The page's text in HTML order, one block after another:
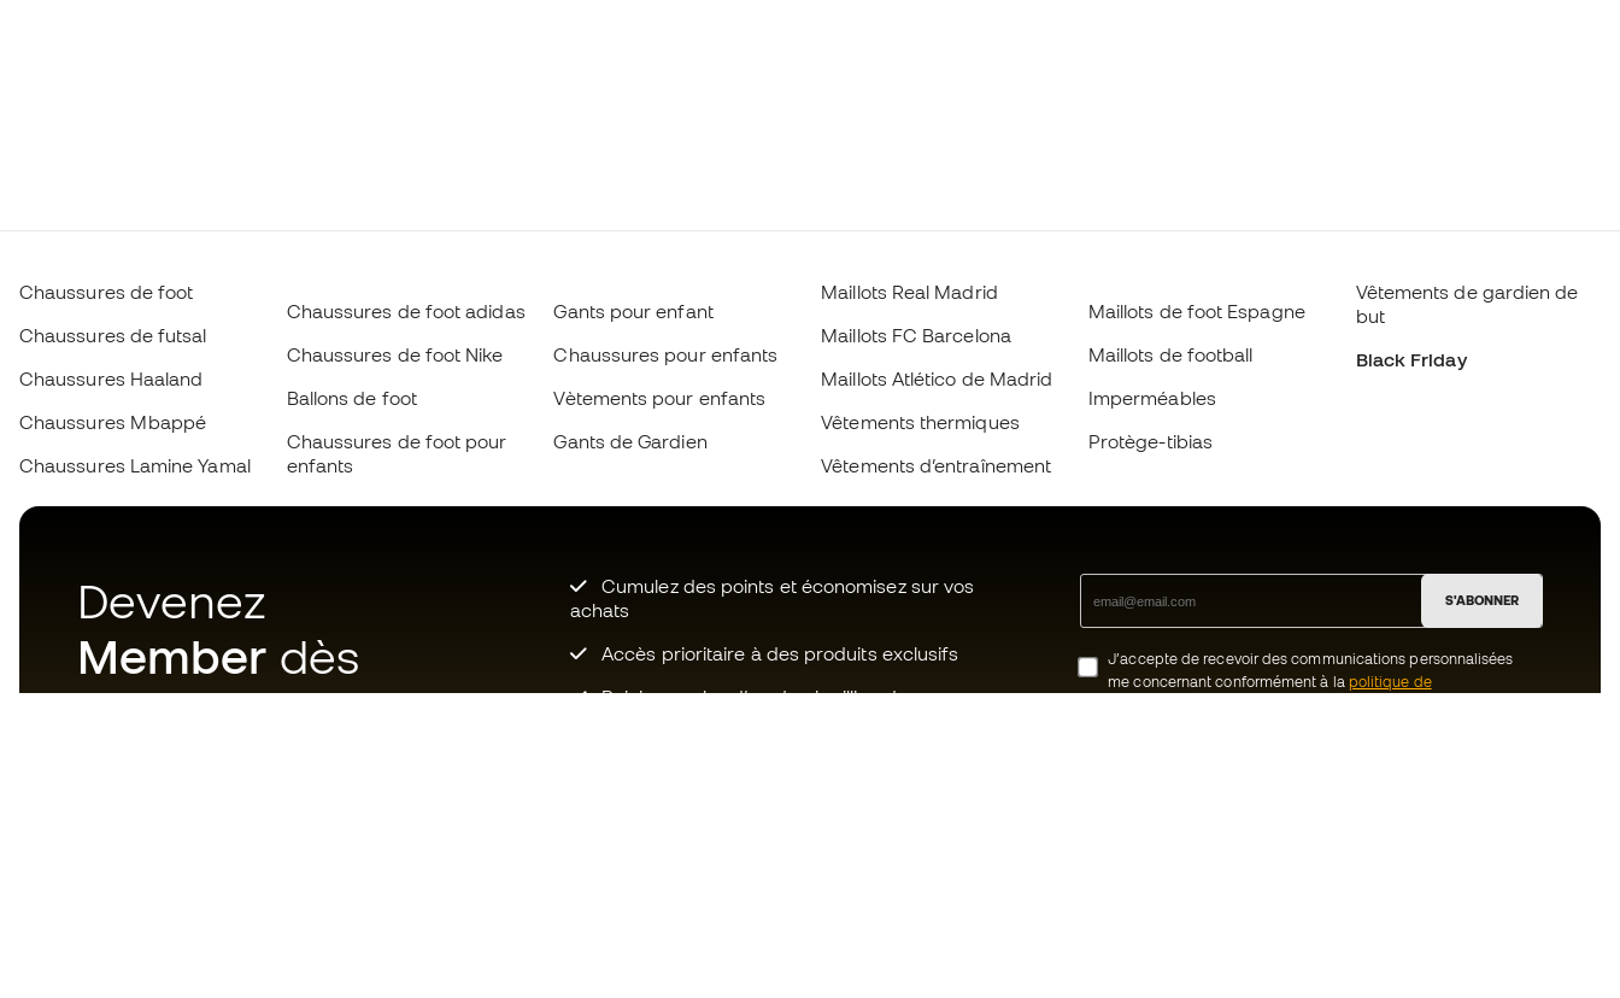
Chaussures de foot
Chaussures de futsal
Chaussures Haaland
Chaussures Mbappé
Chaussures Lamine Yamal
Chaussures de foot adidas
Chaussures de foot Nike
Ballons de foot
Chaussures de foot pour
enfants
Gants pour enfant
Chaussures pour enfants
Vètements pour enfants
Gants de Gardien
Maillots Real Madrid
Maillots FC Barcelona
Maillots Atlético de Madrid
Vêtements thermiques
Vêtements d’entraînement
Maillots de foot Espagne
Maillots de football
Imperméables
Protège-tibias
Vêtements de gardien de
but
Black Friday
Devenez
Member dès
maintenant
Cumulez des points et économisez sur vos
achats
Accès prioritaire à des produits exclusifs
Rejoignez plus d’un demi-million de
S'ABONNER
J’accepte de recevoir des communications personnalisées
me concernant conformément à la politique de